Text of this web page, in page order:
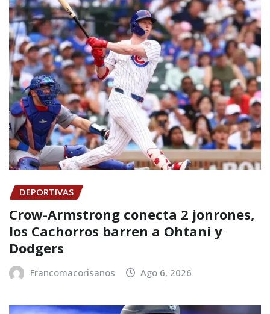
DEPORTIVAS
Crow-Armstrong conecta 2 jonrones,
los Cachorros barren a Ohtani y
Dodgers
Francomacorisanos Ago 6, 2026